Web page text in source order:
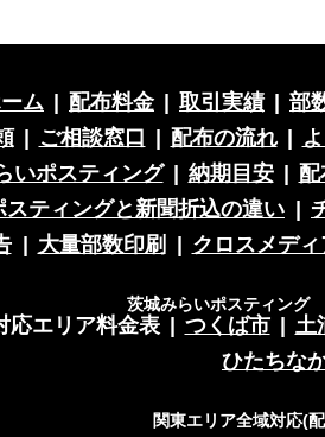
ム 配布料金 取引実績
部
ご相談窓口 配布の流れ
いポスティング
納期目安
スティングと新聞折込の違い
大量部数印刷 クロスメディ
茨城みらいポスティング
応エリア料金表 つくば市
土
ひたちな
関東エリア全域対応(